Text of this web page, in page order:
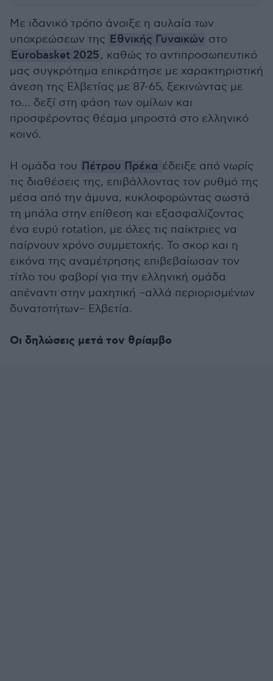
Με ιδανικό τρόπο άνοιξε η αυλαία των
υποχρεώσεων της Εθνικής Γυναικών στο
Eurobasket 2025, καθώς το αντιπροσωπευτικό
μας συγκρότημα επικράτησε με χαρακτηριστική
άνεση της Ελβετίας με 87-65, ξεκινώντας με
το… δεξί στη φάση των ομίλων και
προσφέροντας θέαμα μπροστά στο ελληνικό
κοινό.
Η ομάδα του Πέτρου Πρέκα έδειξε από νωρίς
τις διαθέσεις της, επιβάλλοντας τον ρυθμό της
μέσα από την άμυνα, κυκλοφορώντας σωστά
τη μπάλα στην επίθεση και εξασφαλίζοντας
ένα ευρύ rotation, με όλες τις παίκτριες να
παίρνουν χρόνο συμμετοχής. Το σκορ και η
εικόνα της αναμέτρησης επιβεβαίωσαν τον
τίτλο του φαβορί για την ελληνική ομάδα
απέναντι στην μαχητική –αλλά περιορισμένων
δυνατοτήτων– Ελβετία.
Οι δηλώσεις μετά τον θρίαμβο